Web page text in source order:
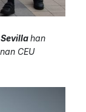
han
CEU